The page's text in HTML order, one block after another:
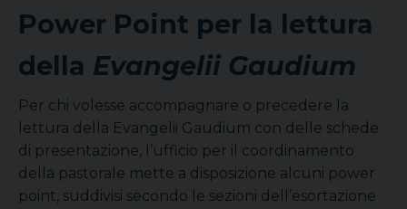
Power Point per la lettura
della Evangelii Gaudium
Per chi volesse accompagnare o precedere la
lettura della Evangelii Gaudium con delle schede
di presentazione, l’ufficio per il coordinamento
della pastorale mette a disposizione alcuni power
point, suddivisi secondo le sezioni dell’esortazione